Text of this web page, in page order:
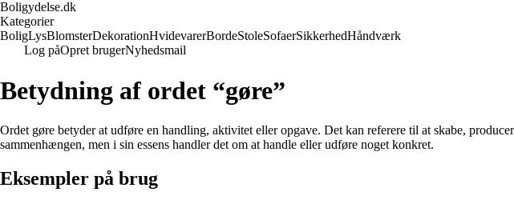
Boligydelse.dk
Kategorier
BoligLysBlomsterDekorationHvidevarerBordeStoleSofaerSikkerhedHåndværk
Log påOpret brugerNyhedsmail
Betydning af ordet “gøre”
Ordet gøre betyder at udføre en handling, aktivitet eller opgave. Det kan referere til at skabe,
sammenhængen, men i sin essens handler det om at handle eller udføre noget konkret.
Eksempler på brug